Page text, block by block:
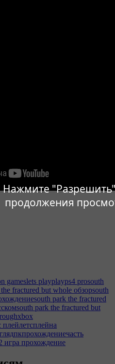
Нажмите
продолжения
gameslets playplayps4 prosouth
fractured but whole обзорsouth
south park the fractured
south park the fractured but
xbox
плейлетсплейна
пкпрохождениечасть
прохождение